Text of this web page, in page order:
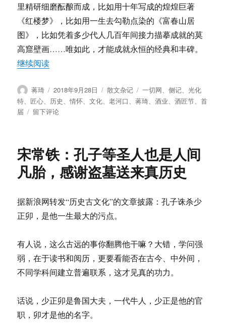
里精研细磨酝酿而成，比如用十年写成的煌煌巨著
《红楼梦》，比如用一生去勾勒点染的《富春山居
图》，比如凭着多少代人几百年间接力描摹成就的莫
高窟壁画……唯如此，才能成就永恒的经典和丰碑。
继续阅读“蒋琦：匠心独运酿芬芳 — 老河口光化特酒业首
作
者
蒋琦
发
布
于
2018年9月28日
分
类
散文杂记
标
签
一切网 、侧记 、光化
特、匠心、 历史、情怀、文化、老河口、蒋琦、酒业、酒匠节、首
届
于
心
独
运
芬
芳
—
河
口
光
化
业
首
留下评论
宋常铁：孔子等圣人也是人间
凡胎，感谢盗墓送来真历史
据新浪网转发“历史古文化”的文章披露：孔子诛杀少
正卯，是他一生最大的污点。
有人说，这么古远的事你翻腾他干嘛？大错，学问强
弱，在于读书和阅历，更要看能否在古今、中外间，
不同学科间建立普遍联系，这才见真的功力。
话说，少正卯是鲁国大夫，一代牛人，少正是他的官
职，卯才是他的名字。